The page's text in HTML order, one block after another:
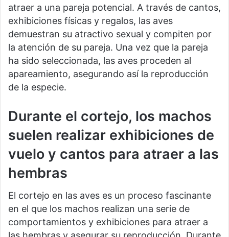
atraer a una pareja potencial. A través de cantos,
exhibiciones físicas y regalos, las aves
demuestran su atractivo sexual y compiten por
la atención de su pareja. Una vez que la pareja
ha sido seleccionada, las aves proceden al
apareamiento, asegurando así la reproducción
de la especie.
Durante el cortejo, los machos
suelen realizar exhibiciones de
vuelo y cantos para atraer a las
hembras
El cortejo en las aves es un proceso fascinante
en el que los machos realizan una serie de
comportamientos y exhibiciones para atraer a